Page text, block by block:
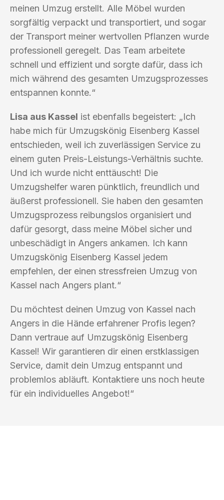
meinen Umzug erstellt. Alle Möbel wurden
sorgfältig verpackt und transportiert, und sogar
der Transport meiner wertvollen Pflanzen wurde
professionell geregelt. Das Team arbeitete
schnell und effizient und sorgte dafür, dass ich
mich während des gesamten Umzugsprozesses
entspannen konnte.“
Lisa aus Kassel ist ebenfalls begeistert: „Ich
habe mich für Umzugskönig Eisenberg Kassel
entschieden, weil ich zuverlässigen Service zu
einem guten Preis-Leistungs-Verhältnis suchte.
Und ich wurde nicht enttäuscht! Die
Umzugshelfer waren pünktlich, freundlich und
äußerst professionell. Sie haben den gesamten
Umzugsprozess reibungslos organisiert und
dafür gesorgt, dass meine Möbel sicher und
unbeschädigt in Angers ankamen. Ich kann
Umzugskönig Eisenberg Kassel jedem
empfehlen, der einen stressfreien Umzug von
Kassel nach Angers plant.“
Du möchtest deinen Umzug von Kassel nach
Angers in die Hände erfahrener Profis legen?
Dann vertraue auf Umzugskönig Eisenberg
Kassel! Wir garantieren dir einen erstklassigen
Service, damit dein Umzug entspannt und
problemlos abläuft. Kontaktiere uns noch heute
für ein individuelles Angebot!“